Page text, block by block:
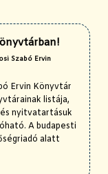
Szabó Ervin
Ervin Könyvtár
listája,
nyitvatartásuk
A budapesti
alatt